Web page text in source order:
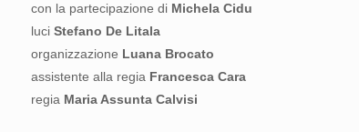
con la partecipazione di Michela Cidu
luci Stefano De Litala
organizzazione Luana Brocato
assistente alla regia Francesca Cara
regia Maria Assunta Calvisi